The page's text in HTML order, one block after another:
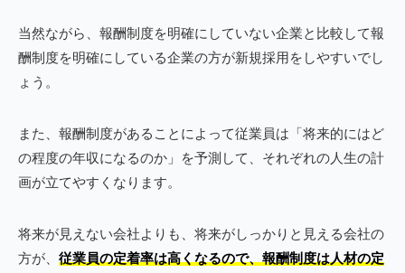
当然ながら、報酬制度を明確にしていない企業と比較して報
酬制度を明確にしている企業の方が新規採用をしやすいでし
ょう。
また、報酬制度があることによって従業員は「将来的にはど
の程度の年収になるのか」を予測して、それぞれの人生の計
画が立てやすくなります。
将来が見えない会社よりも、将来がしっかりと見える会社の
方が、 従業員の定着率は高くなるので、報酬制度は人材の定